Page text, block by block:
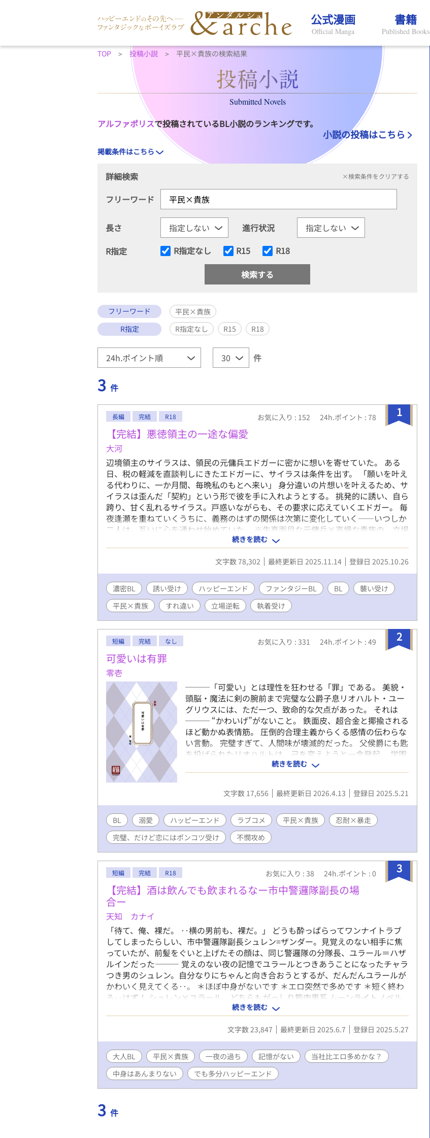
公式漫画
Official Manga
書籍
Published Books
TOP 投稿小説 平民×貴族の検索結果
Submitted Novels
アルファポリスで投稿されているBL小説のランキングです。
小説の投稿はこちら
掲載条件はこちら
詳細検索 ×検索条件をクリアする
フリーワード
長さ
進行状況
R指定
R指定なし R15 R18
フリーワード
平民×貴族
R指定
R指定なし R15 R18
件
3 件
1
長編 完結 R18 お気に入り : 152 24h.ポイント : 78
【完結】悪徳領主の一途な偏愛
大河
辺境領主のサイラスは、領民の元傭兵エドガーに密かに想いを寄せていた。 ある
日、税の軽減を直談判しにきたエドガーに、サイラスは条件を出す。 「願いを叶え
る代わりに、一か月間、毎晩私のもとへ来い」 身分違いの片想いを叶えるため、サ
イラスは歪んだ「契約」という形で彼を手に入れようとする。 挑発的に誘い、自ら
跨り、甘く乱れるサイラス。戸惑いながらも、その要求に応えていくエドガー。 毎
夜逢瀬を重ねていくうちに、義務のはずの関係は次第に変化していく――いつしか
二人は、互いに心を通わせ始めていた。 ※生真面目な元傭兵×高慢な貴族の、立場
逆転BLです ※誘い受けが好きな方におすすめ ※濃密BL応募作のため、官能描写が
多めです
続きを読む
文字数 78,302 最終更新日 2025.11.14 登録日 2025.10.26
濃密BL 誘い受け ハッピーエンド ファンタジーBL BL
襲い受け
平民×貴族
すれ違い 立場逆転 執着受け
2
短編 完結 なし お気に入り : 331 24h.ポイント : 49
可愛いは有罪
零壱
───「可愛い」とは理性を狂わせる「罪」である。 美貌・
頭脳・魔法に剣の腕前まで完璧な公爵子息リオハルト・ユー
グリウスには、ただ一つ、致命的な欠点があった。 それは
─── “かわいげ”がないこと。 鉄面皮、超合金と揶揄される
ほど動かぬ表情筋。 圧倒的合理主義からくる感情の伝わらな
い言動。 完璧すぎて、人間味が壊滅的だった。 父侯爵にも匙
を投げられたリオハルトは、己を変えようと一念発起。 学園
の中庭で“可愛いとは何か？”を観察し続けること、一カ月。
数多の生徒の中でただ一人、リオハルトが“可愛い”と刮目し
たのは───騎士科の平民、ジーク。 弟子入りを申し出たそ
の日から、ジークの前でだけリオハルトの完璧な理性が音を
惨敗するポンコツ貴族（受）と、不屈の忍耐でそれを受け止
める平民（攻）。 クスッと笑えて、気づけば胸を撃ち抜かれ
ている。 理性崩壊系・文学ラブコメ、堂々開幕。 ※他サイト
にもタイトル話、二話目、三話目のみ再掲。 ※2024年最初期
続きを読む
文字数 17,656 最終更新日 2026.4.13 登録日 2025.5.21
BL 溺愛 ハッピーエンド ラブコメ 平民×貴族
忍耐×暴走
完璧、だけど恋にはポンコツ受け
不憫攻め
3
短編 完結 R18 お気に入り : 38 24h.ポイント : 0
【完結】酒は飲んでも飲まれるなー市中警邏隊副長の場
合ー
天知 カナイ
「待て、俺、裸だ。 ‥横の男前も、裸だ。」 どうも酔っぱらってワンナイトラブ
してしまったらしい、市中警邏隊副長シュレン=ザンダー。見覚えのない相手に焦
っていたが、前髪をぐいと上げたその顔は、同じ警邏隊の分隊長、ユラール＝ハザ
ルインだった——— 覚えのない夜の記憶でユラールとつきあうことになったチャラ
つき男のシュレン。自分なりにちゃんと向き合おうとするが、だんだんユラールが
かわいく見えてくる‥。 ＊ほぼ中身がないです ＊エロ突然で多めです ＊短く終わ
る‥はず！ シュレン×ユラール どちらもがっしり筋肉男系 ムーンライトノベル
続きを読む
文字数 23,847 最終更新日 2025.6.7 登録日 2025.5.27
大人BL 平民×貴族 一夜の過ち 記憶がない
当社比エロ多めかな？
中身はあんまりない
でも多分ハッピーエンド
3 件